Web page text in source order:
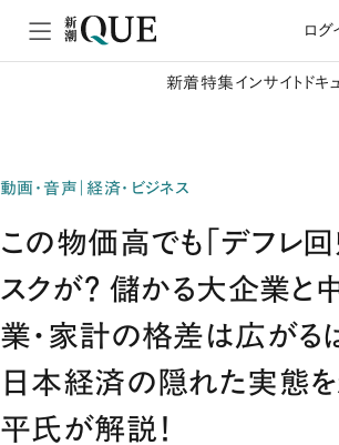
ログ
新着特集 インサイト ドキ
動画・音声｜経済・ビジネス
この物価高でも「デフレ回
スクが？ 儲かる大企業と
業・家計の格差は広がる
日本経済の隠れた実態
平氏が解説！